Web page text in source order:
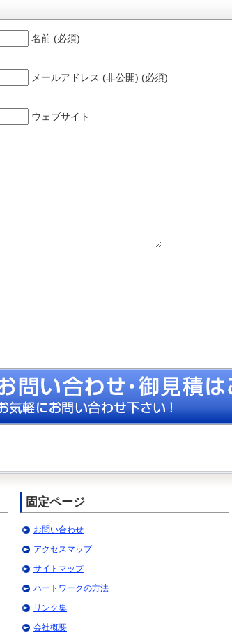
名前 (必須)
メールアドレス (非公開) (必須)
ウェブサイト
固定ページ
お問い合わせ
アクセスマップ
サイトマップ
ハートワークの方法
リンク集
会社概要